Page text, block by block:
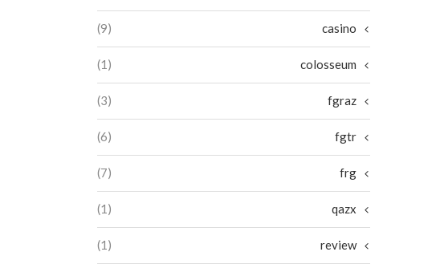
casino
(9)
colosseum
(1)
fgraz
(3)
fgtr
(6)
frg
(7)
qazx
(1)
review
(1)